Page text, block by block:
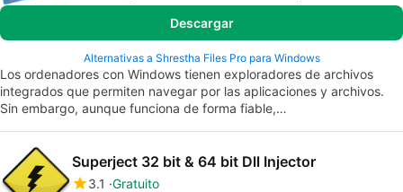
Descargar
Alternativas a Shrestha Files Pro para Windows
Los ordenadores con Windows tienen exploradores de archivos
integrados que permiten navegar por las aplicaciones y archivos.
Sin embargo, aunque funciona de forma fiable,…
Superject 32 bit & 64 bit Dll Injector
3.1 Gratuito